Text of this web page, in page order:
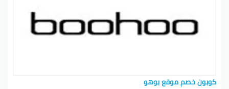
كوبون خصم موقع بوهو